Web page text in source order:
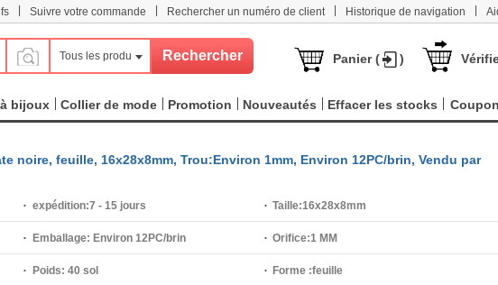
Suivre votre commande Rechercher un numéro de client Historique de navigation
Tous les produits Panier ( )
bijoux Collier de mode Promotion Nouveautés Effacer les stocks
noire, feuille, 16x28x8mm, Trou:Environ 1mm, Environ 12PC/brin, Vendu par
expédition:7 - 15 jours Taille:16x28x8mm
Emballage: Environ 12PC/brin Orifice:1 MM
Poids: 40 sol Forme :feuille